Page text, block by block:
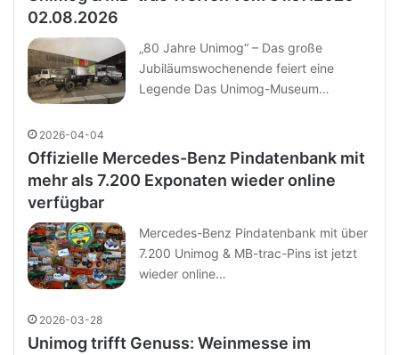
02.08.2026
„80 Jahre Unimog“ – Das große
Jubiläumswochenende feiert eine
Legende Das Unimog-Museum…
2026-04-04
Offizielle Mercedes-Benz Pindatenbank mit
mehr als 7.200 Exponaten wieder online
verfügbar
Mercedes-Benz Pindatenbank mit über
7.200 Unimog & MB-trac-Pins ist jetzt
wieder online…
2026-03-28
Unimog trifft Genuss: Weinmesse im